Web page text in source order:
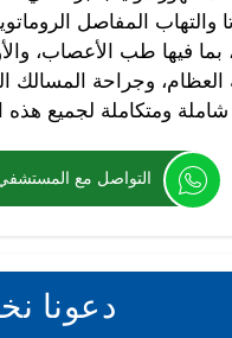
والتهاب المفاصل
فيها طب الأعصاب،
وجراحة المسالك
التواصل مع
دعونا